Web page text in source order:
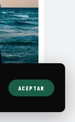
ACEPTAR